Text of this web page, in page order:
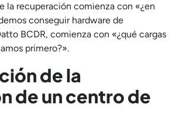
la recuperación comienza con «¿en
conseguir hardware de
BCDR, comienza con «¿qué cargas
primero?».
de la
de un centro de